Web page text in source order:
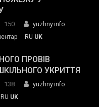
силових
та
органів:
«Наш
спільний
150
yuzhny.info
on
ДСНС
власноруч
пожежу
у
RU UK
ПРОВІВ
УКРИТТЯ
138
yuzhny.info
RU UK